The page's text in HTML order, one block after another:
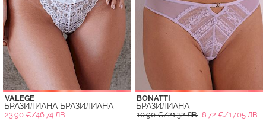
VALEGE
БРАЗИЛИАНА БРАЗИЛИАНА
23.90 €/46.74 ЛВ.
BONATTI
БРАЗИЛИАНА
10.90 €/21.32 ЛВ. 8.72 €/17.05 ЛВ.